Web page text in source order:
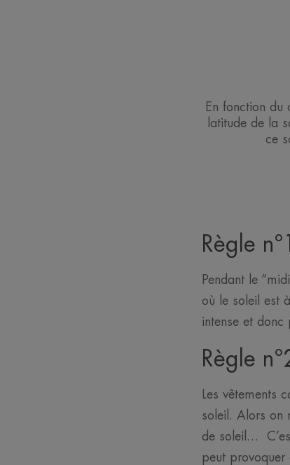
En fonction du
latitude de la
ce
Règle
Pendant le
où le soleil est
intense et donc
Règle
Les vêtements
soleil. Alors on
de soleil…
peut